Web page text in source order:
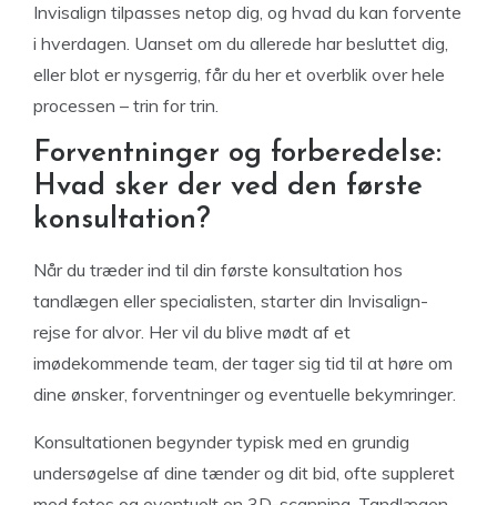
Invisalign tilpasses netop dig, og hvad du kan forvente
i hverdagen. Uanset om du allerede har besluttet dig,
eller blot er nysgerrig, får du her et overblik over hele
processen – trin for trin.
Forventninger og forberedelse:
Hvad sker der ved den første
konsultation?
Når du træder ind til din første konsultation hos
tandlægen eller specialisten, starter din Invisalign-
rejse for alvor. Her vil du blive mødt af et
imødekommende team, der tager sig tid til at høre om
dine ønsker, forventninger og eventuelle bekymringer.
Konsultationen begynder typisk med en grundig
undersøgelse af dine tænder og dit bid, ofte suppleret